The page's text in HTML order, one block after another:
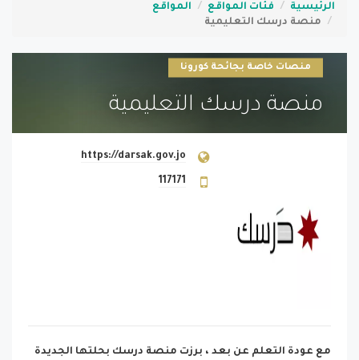
الرئيسية فئات المواقع
المواقع
منصة درسك التعليمية
منصات خاصة بجائحة كورونا
منصة درسك التعليمية
https://darsak.gov.jo
117171
مع عودة التعلم عن بعد ، برزت منصة درسك بحلتها الجديدة